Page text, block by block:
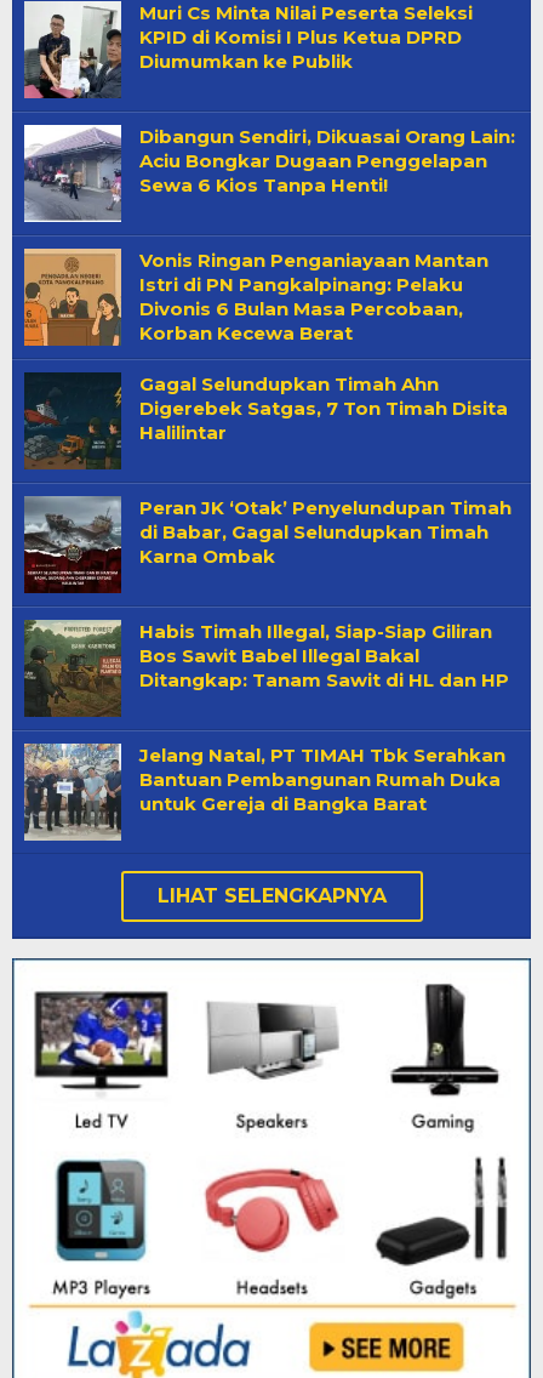
Muri Cs Minta Nilai Peserta Seleksi
KPID di Komisi I Plus Ketua DPRD
Diumumkan ke Publik
Dibangun Sendiri, Dikuasai Orang Lain:
Aciu Bongkar Dugaan Penggelapan
Sewa 6 Kios Tanpa Henti!
Vonis Ringan Penganiayaan Mantan
Istri di PN Pangkalpinang: Pelaku
Divonis 6 Bulan Masa Percobaan,
Korban Kecewa Berat
Gagal Selundupkan Timah Ahn
Digerebek Satgas, 7 Ton Timah Disita
Halilintar
Peran JK ‘Otak’ Penyelundupan Timah
di Babar, Gagal Selundupkan Timah
Karna Ombak
Habis Timah Illegal, Siap-Siap Giliran
Bos Sawit Babel Illegal Bakal
Ditangkap: Tanam Sawit di HL dan HP
Jelang Natal, PT TIMAH Tbk Serahkan
Bantuan Pembangunan Rumah Duka
untuk Gereja di Bangka Barat
LIHAT SELENGKAPNYA